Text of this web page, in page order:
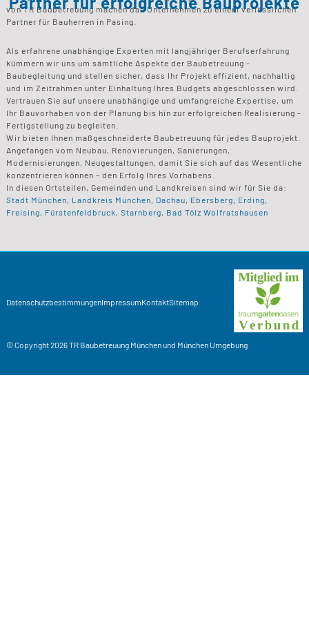
von TR Baubetreuung machen das Unternehmen zu einem verlässlichen
Partner für Bauherren in Pasing.
Als erfahrene unabhängige Experten mit langjähriger Berufserfahrung
kümmern wir uns um sämtliche Aspekte der Baubetreuung -
Baubegleitung und stellen sicher, dass Ihr Projekt effizient, nachhaltig
und im Zeitrahmen unter Einhaltung Ihres Budgets abgeschlossen wird.
Vertrauen Sie auf unsere unabhängige und umfangreiche Expertise, um
Ihr Bauvorhaben von der Planung bis hin zur erfolgreichen Realisierung -
Fertigstellung zu begleiten.
Wir bieten Ihnen maßgeschneiderte Baubetreuung für jedes Bauprojekt.
Angefangen vom Neubau, Renovierungen, Sanierungen,
Modernisierungen, Neugestaltungen, damit Sie sich auf das Wesentliche
konzentrieren können – den Erfolg Ihres Vorhabens.
In diesen Ortsteilen, Gemeinden und Landkreisen sind wir für Sie da:
Stadt München, Landkreis München, Dachau, Ebersberg, Erding,
Freising, Fürstenfeldbruck, Starnberg, Bad Tölz Wolfratshausen
DatenschutzbestimmungenImpressumKontaktSitemap
© Copyright 2026TR BaubetreuungMünchen und München Umgebung